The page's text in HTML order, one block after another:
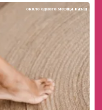
около одного месяца назад